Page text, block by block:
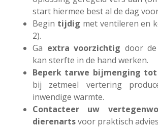
start hiermee best al de dag
Begin tijdig met ventileren en
2).
Ga extra voorzichtig door
kan sterfte in de hand werken.
Beperk tarwe bijmenging tot
bij zetmeel vertering
inwendige warmte.
Contacteer uw
dierenartsvoor praktisch